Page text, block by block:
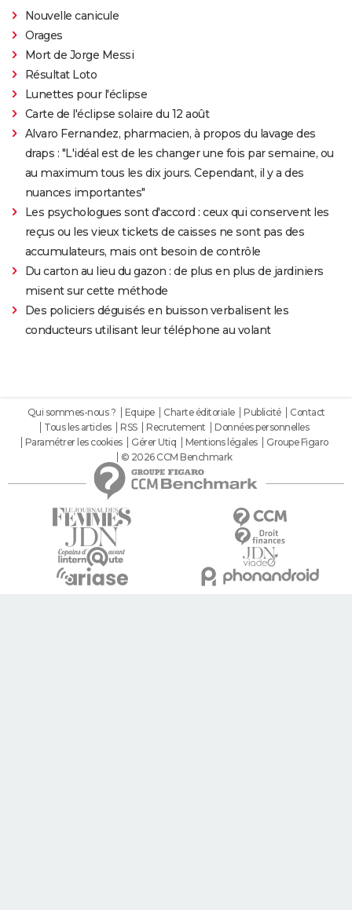
Nouvelle canicule
Orages
Mort de Jorge Messi
Résultat Loto
Lunettes pour l'éclipse
Carte de l'éclipse solaire du 12 août
Alvaro Fernandez, pharmacien, à propos du lavage des
draps : "L'idéal est de les changer une fois par semaine, ou
au maximum tous les dix jours. Cependant, il y a des
nuances importantes"
Les psychologues sont d'accord : ceux qui conservent les
reçus ou les vieux tickets de caisses ne sont pas des
accumulateurs, mais ont besoin de contrôle
Du carton au lieu du gazon : de plus en plus de jardiniers
misent sur cette méthode
Des policiers déguisés en buisson verbalisent les
conducteurs utilisant leur téléphone au volant
Qui sommes-nous ? Equipe Charte éditoriale Publicité
Contact
Tous les articles
RSS Recrutement
Données personnelles
Paramétrer les cookies
Gérer Utiq Mentions légales
Groupe Figaro
© 2026 CCM Benchmark